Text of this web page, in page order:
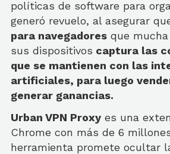
políticas de software para
generó revuelo, al asegurar
para navegadores que
sus dispositivos captura las
que se mantienen con las
artificiales, para luego
generar ganancias.
Urban VPN Proxy es una
Chrome con más de 6
herramienta promete ocultar